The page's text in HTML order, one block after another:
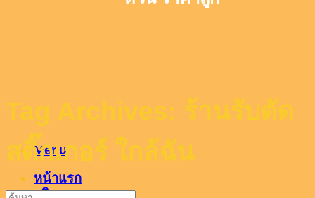
Menu
หน้าแรก
บริกาารของเรา
Tag Archives: ร้านรับตัด
สติ๊กเกอร์ ใกล้ฉัน